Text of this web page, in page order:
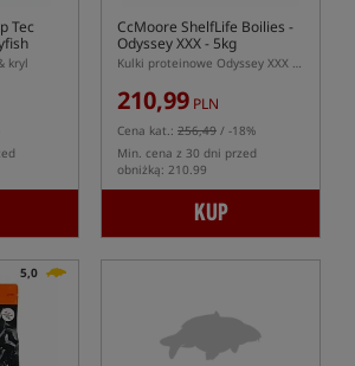
Tec
kryl
CcMoore ShelfLife Boilies -
Odyssey XXX - 5kg
Kulki proteinowe Odyssey XXX - GLM
210,99 PLN
Cena kat.: 256,49 / -18%
Min. cena z 30 dni przed
obniżką: 210.99
KUP
5,0